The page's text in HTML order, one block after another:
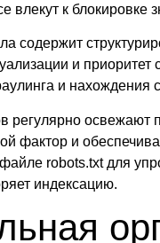
влекут к
содержит
и
и нахождения
регулярно освежают
фактор и
robots.txt для
индексацию.